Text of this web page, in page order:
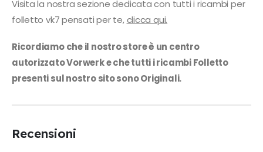
Visita la nostra sezione dedicata con tutti i ricambi per
folletto vk7 pensati per te,clicca qui.
Ricordiamo che il nostro store è un centro
autorizzato Vorwerk e che tutti i ricambi Folletto
presenti sul nostro sito sono Originali.
Recensioni